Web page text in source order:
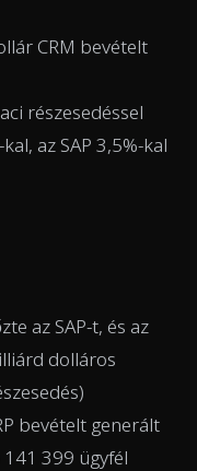
CRM bevételt
részesedéssel
az SAP 3,5%-kal
az SAP-t, és az
dolláros
bevételt generált
141 399 ügyfél